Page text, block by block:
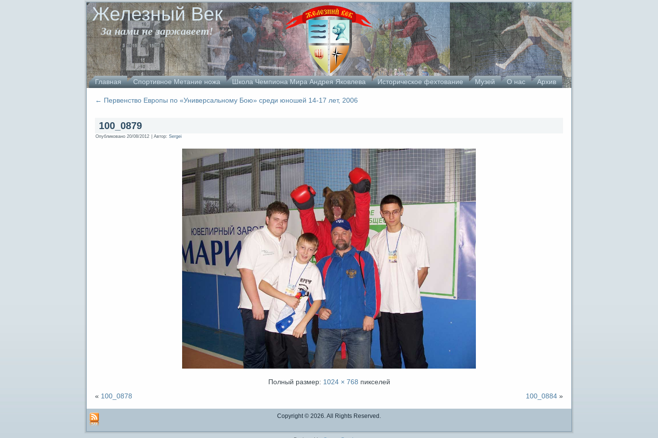
Железный Век
За нами не заржавеет!
Главная Спортивное Метание ножа Школа Чемпиона Мира Андрея Яковлева Историческое фехтование Музей О нас Архив
← Первенство Европы по «Универсальному Бою» среди юношей 14-17 лет, 2006
100_0879
Опубликовано 20/08/2012 Автор: Sergei
Полный размер: 1024 × 768 пикселей
« 100_0878 100_0884 »
Copyright © 2026. All Rights Reserved.